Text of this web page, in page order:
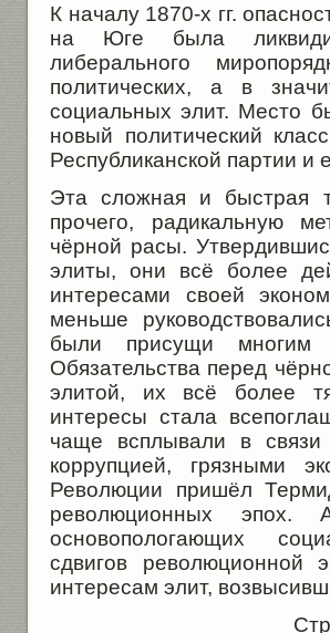
К началу 1870-х гг.
на Юге была
либерального
политических, а в
социальных элит. Место
новый политический
Республиканской партии и
Эта сложная и быстрая
прочего, радикальную
чёрной расы.
элиты, они всё более
интересами своей
меньше
были присущи
Обязательства перед
элитой, их всё более
интересы стала
чаще всплывали в
коррупцией, грязными
Революции пришёл
революционных эпох.
основопологающих
сдвигов революционной
интересам элит,